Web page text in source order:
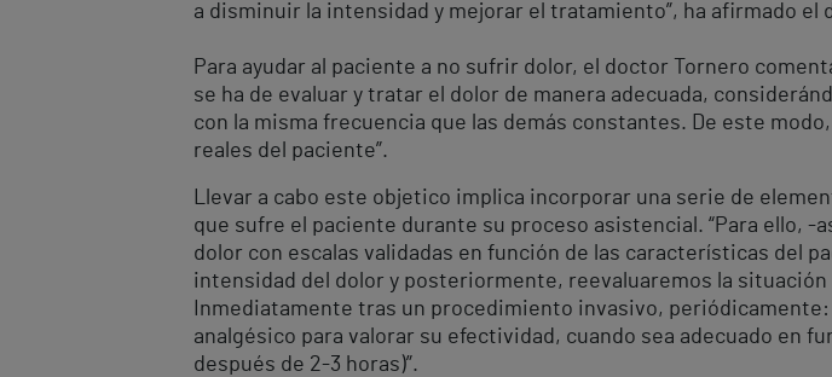
a disminuir la intensidad y mejorar el tratamiento”, ha afirmado el
Para ayudar al paciente a no sufrir dolor, el doctor Tornero
se ha de evaluar y tratar el dolor de manera adecuada,
con la misma frecuencia que las demás constantes. De este
reales del paciente”.
Llevar a cabo este objetico implica incorporar una serie de
que sufre el paciente durante su proceso asistencial. “Para ello, -
dolor con escalas validadas en función de las características del
intensidad del dolor y posteriormente, reevaluaremos la
Inmediatamente tras un procedimiento invasivo,
analgésico para valorar su efectividad, cuando sea adecuado en
después de 2-3 horas)”.